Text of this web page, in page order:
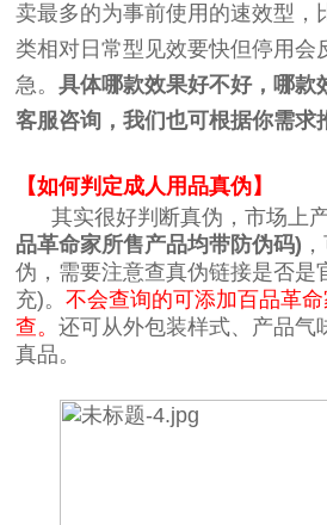
卖最多的为事前使用的速效型，
类相对日常型见效要快但停用会
急。具体哪款效果好不好，哪款
客服咨询，我们也可根据你需求
【如何判定成人用品真伪】
其实很好判断真伪，市场上
品革命家所售产品均带防伪码)
伪，需要注意查真伪链接是否是
充)。不会查询的可添加百品革
查。还可从外包装样式、产品气
真品。